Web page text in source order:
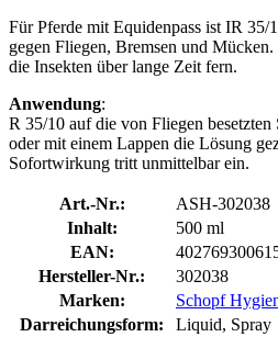
Für Pferde mit Equidenpass ist IR 35/
gegen Fliegen, Bremsen und
die Insekten über lange Zeit fern.
Anwendung:
R 35/10 auf die von Fliegen besetzten
oder mit einem Lappen die Lösung
Sofortwirkung tritt unmittelbar ein.
Art.-Nr.:
ASH-302038
Inhalt:
500 ml
EAN:
Hersteller-Nr.:
302038
Marken:
Schopf
Darreichungsform:
Liquid, Spray